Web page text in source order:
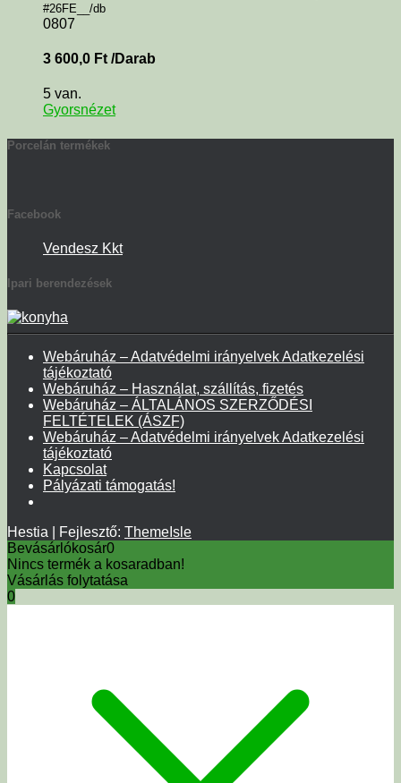
#26FE__/db
0807
3 600,0 Ft /Darab
5 van.
Gyorsnézet
Porcelán termékek
Facebook
Vendesz Kkt
Ipari berendezések
Webáruház – Adatvédelmi irányelvek Adatkezelési
tájékoztató
Webáruház – Használat, szállítás, fizetés
Webáruház – ÁLTALÁNOS SZERZŐDÉSI
FELTÉTELEK (ÁSZF)
Webáruház – Adatvédelmi irányelvek Adatkezelési
tájékoztató
Kapcsolat
Pályázati támogatás!
Hestia | Fejlesztő: ThemeIsle
Bevásárlókosár0
Nincs termék a kosaradban!
Vásárlás folytatása
0